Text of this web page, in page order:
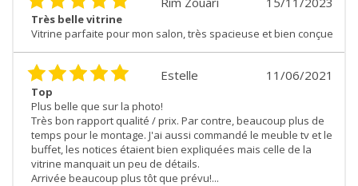
Très belle vitrine
Vitrine parfaite pour mon salon, très spacieuse et bien conçue
11/06/2021
Estelle
Top
Plus belle que sur la photo!
Très bon rapport qualité / prix. Par contre, beaucoup plus de
temps pour le montage. J'ai aussi commandé le meuble tv et le
buffet, les notices étaient bien expliquées mais celle de la
vitrine manquait un peu de détails.
Arrivée beaucoup plus tôt que prévu!...